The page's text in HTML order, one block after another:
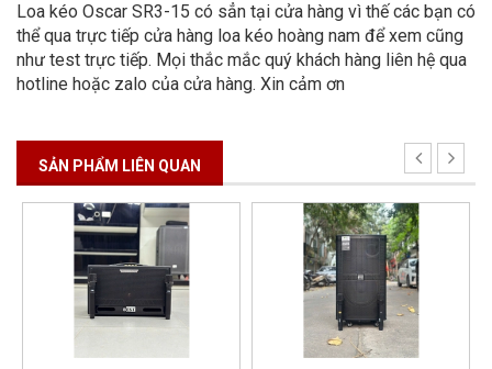
Loa kéo Oscar SR3-15 có sẳn tại cửa hàng vì thế các bạn có
thể qua trực tiếp cửa hàng loa kéo hoàng nam để xem cũng
như test trực tiếp. Mọi thắc mắc quý khách hàng liên hệ qua
hotline hoặc zalo của cửa hàng. Xin cảm ơn
SẢN PHẨM LIÊN QUAN